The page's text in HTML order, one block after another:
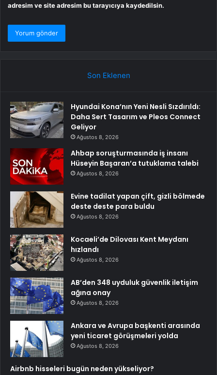
adresim ve site adresim bu tarayıcıya kaydedilsin.
Son Eklenen
Hyundai Kona’nın Yeni Nesli Sızdırıldı:
Daha Sert Tasarım ve Pleos Connect
Geliyor
Ağustos 8, 2026
Ahbap soruşturmasında iş insanı
Hüseyin Başaran’a tutuklama talebi
Ağustos 8, 2026
Evine tadilat yapan çift, gizli bölmede
deste deste para buldu
Ağustos 8, 2026
Kocaeli’de Dilovası Kent Meydanı
hızlandı
Ağustos 8, 2026
AB’den 348 uyduluk güvenlik iletişim
ağına onay
Ağustos 8, 2026
Ankara ve Avrupa başkenti arasında
yeni ticaret görüşmeleri yolda
Ağustos 8, 2026
Airbnb hisseleri bugün neden yükseliyor?